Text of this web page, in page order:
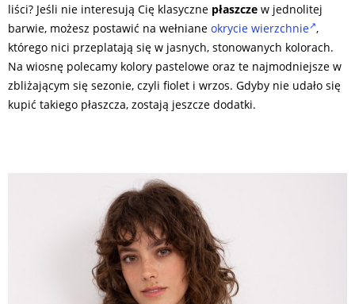
liści? Jeśli nie interesują Cię klasyczne płaszcze w jednolitej
barwie, możesz postawić na wełniane okrycie wierzchnie ,
którego nici przeplatają się w jasnych, stonowanych kolorach.
Na wiosnę polecamy kolory pastelowe oraz te najmodniejsze w
zbliżającym się sezonie, czyli fiolet i wrzos. Gdyby nie udało się
kupić takiego płaszcza, zostają jeszcze dodatki.